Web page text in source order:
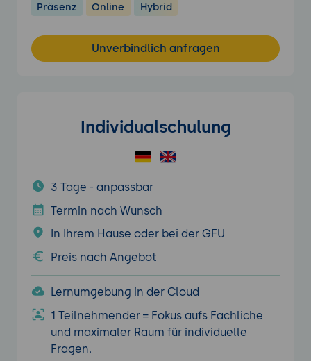
Präsenz Online Hybrid
Unverbindlich anfragen
Individualschulung
3 Tage - anpassbar
Termin nach Wunsch
In Ihrem Hause oder bei der GFU
Preis nach Angebot
Lernumgebung in der Cloud
1 Teilnehmender = Fokus aufs Fachliche
und maximaler Raum für individuelle
Fragen.